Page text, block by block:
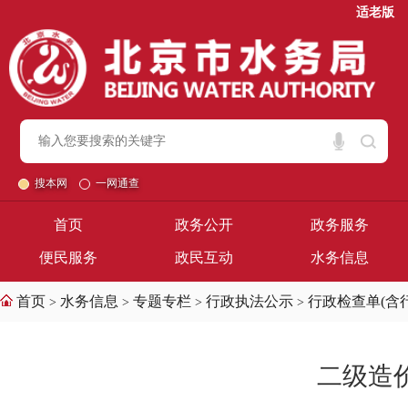
适老版
搜本网 一网通查
首页 政务公开 政务服务
便民服务 政民互动 水务信息
首页 > 水务信息 > 专题专栏 > 行政执法公示 > 行政检查单(含
二级造